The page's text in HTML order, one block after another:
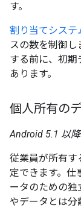
す。
割り当てシステ
スの数を制御し
する前に、初期
あります。
個人所有の
Android 5.1 以降
従業員が所有す
定できます。仕
ータのための独
やデータとは分